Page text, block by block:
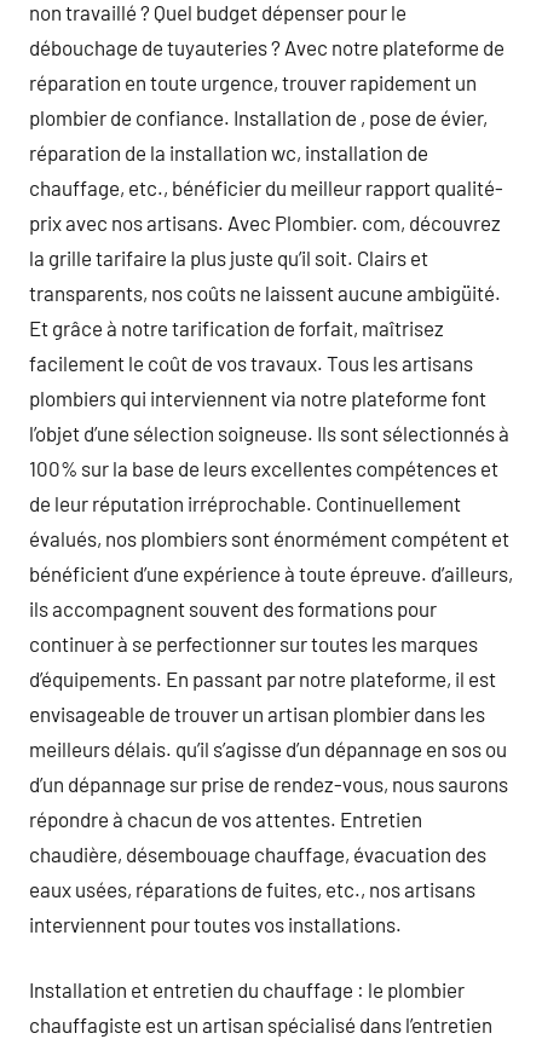
non travaillé ? Quel budget dépenser pour le
débouchage de tuyauteries ? Avec notre plateforme de
réparation en toute urgence, trouver rapidement un
plombier de confiance. Installation de , pose de évier,
réparation de la installation wc, installation de
chauffage, etc., bénéficier du meilleur rapport qualité-
prix avec nos artisans. Avec Plombier. com, découvrez
la grille tarifaire la plus juste qu’il soit. Clairs et
transparents, nos coûts ne laissent aucune ambigüité.
Et grâce à notre tarification de forfait, maîtrisez
facilement le coût de vos travaux. Tous les artisans
plombiers qui interviennent via notre plateforme font
l’objet d’une sélection soigneuse. Ils sont sélectionnés à
100% sur la base de leurs excellentes compétences et
de leur réputation irréprochable. Continuellement
évalués, nos plombiers sont énormément compétent et
bénéficient d’une expérience à toute épreuve. d’ailleurs,
ils accompagnent souvent des formations pour
continuer à se perfectionner sur toutes les marques
d’équipements. En passant par notre plateforme, il est
envisageable de trouver un artisan plombier dans les
meilleurs délais. qu’il s’agisse d’un dépannage en sos ou
d’un dépannage sur prise de rendez-vous, nous saurons
répondre à chacun de vos attentes. Entretien
chaudière, désembouage chauffage, évacuation des
eaux usées, réparations de fuites, etc., nos artisans
interviennent pour toutes vos installations.
Installation et entretien du chauffage : le plombier
chauffagiste est un artisan spécialisé dans l’entretien